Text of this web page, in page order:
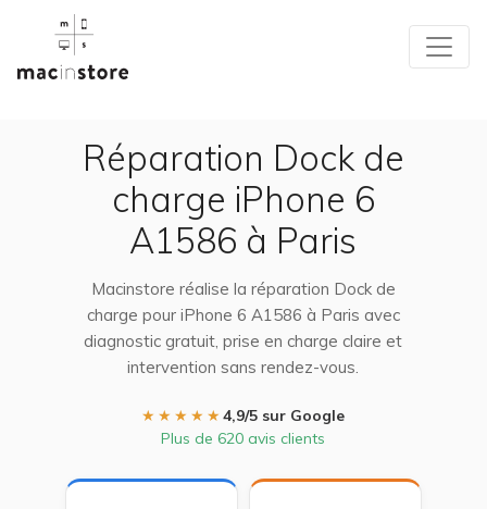
Réparation Dock de
charge iPhone 6
A1586 à Paris
Macinstore réalise la réparation Dock de
charge pour iPhone 6 A1586 à Paris avec
diagnostic gratuit, prise en charge claire et
intervention sans rendez-vous.
★★★★★4,9/5 sur Google
Plus de 620 avis clients